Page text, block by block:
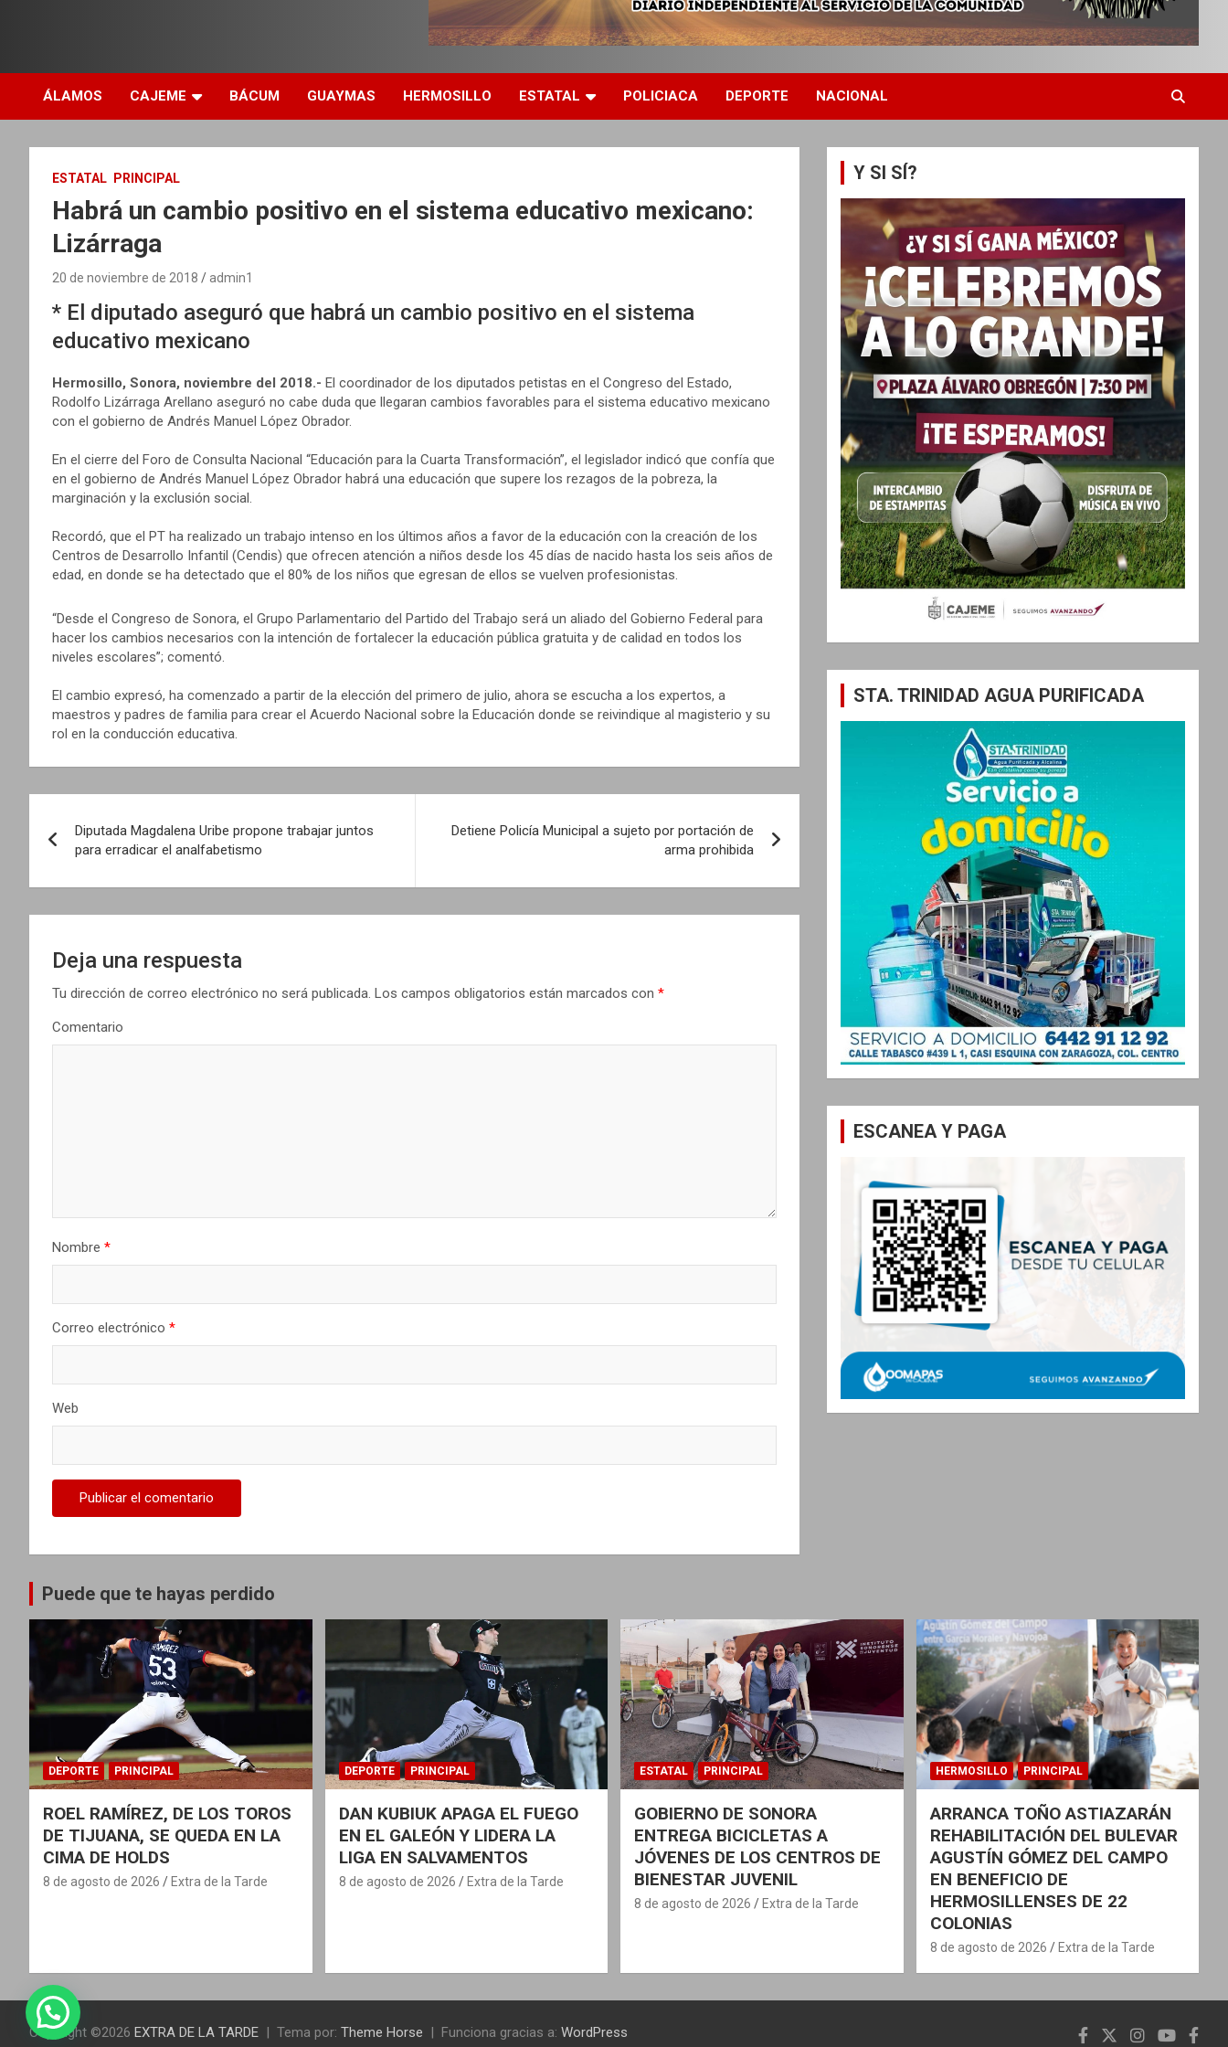
ÁLAMOS CAJEME BÁCUM GUAYMAS HERMOSILLO ESTATAL POLICIACA DEPORTE NACIONAL
ESTATAL PRINCIPAL
Habrá un cambio positivo en el sistema educativo mexicano:
Lizárraga
20 de noviembre de 2018 admin1
* El diputado aseguró que habrá un cambio positivo en el sistema
educativo mexicano
Hermosillo, Sonora, noviembre del 2018.- El coordinador de los diputados petistas en el Congreso del Estado,
Rodolfo Lizárraga Arellano aseguró no cabe duda que llegaran cambios favorables para el sistema educativo mexicano
con el gobierno de Andrés Manuel López Obrador.
En el cierre del Foro de Consulta Nacional “Educación para la Cuarta Transformación”, el legislador indicó que confía que
en el gobierno de Andrés Manuel López Obrador habrá una educación que supere los rezagos de la pobreza, la
marginación y la exclusión social.
Recordó, que el PT ha realizado un trabajo intenso en los últimos años a favor de la educación con la creación de los
Centros de Desarrollo Infantil (Cendis) que ofrecen atención a niños desde los 45 días de nacido hasta los seis años de
edad, en donde se ha detectado que el 80% de los niños que egresan de ellos se vuelven profesionistas.
“Desde el Congreso de Sonora, el Grupo Parlamentario del Partido del Trabajo será un aliado del Gobierno Federal para
hacer los cambios necesarios con la intención de fortalecer la educación pública gratuita y de calidad en todos los
niveles escolares”; comentó.
El cambio expresó, ha comenzado a partir de la elección del primero de julio, ahora se escucha a los expertos, a
maestros y padres de familia para crear el Acuerdo Nacional sobre la Educación donde se reivindique al magisterio y su
rol en la conducción educativa.
v
e
Diputada Magdalena Uribe propone trabajar juntos
para erradicar el analfabetismo
Detiene Policía Municipal a sujeto por portación de
arma prohibida
Deja una respuesta
Tu dirección de correo electrónico no será publicada. Los campos obligatorios están marcados con *
Comentario
Nombre *
Correo electrónico *
Web
Y SI SÍ?
STA. TRINIDAD AGUA PURIFICADA
ESCANEA Y PAGA
Puede que te hayas perdido
DEPORTE PRINCIPAL
ROEL RAMÍREZ, DE LOS TOROS
DE TIJUANA, SE QUEDA EN LA
CIMA DE HOLDS
8 de agosto de 2026 Extra de la Tarde
DEPORTE PRINCIPAL
DAN KUBIUK APAGA EL FUEGO
EN EL GALEÓN Y LIDERA LA
LIGA EN SALVAMENTOS
8 de agosto de 2026 Extra de la Tarde
ESTATAL PRINCIPAL
GOBIERNO DE SONORA
ENTREGA BICICLETAS A
JÓVENES DE LOS CENTROS DE
BIENESTAR JUVENIL
8 de agosto de 2026 Extra de la Tarde
HERMOSILLO PRINCIPAL
ARRANCA TOÑO ASTIAZARÁN
REHABILITACIÓN DEL BULEVAR
AGUSTÍN GÓMEZ DEL CAMPO
EN BENEFICIO DE
HERMOSILLENSES DE 22
COLONIAS
8 de agosto de 2026 Extra de la Tarde
Copyright ©2026 EXTRA DE LA TARDE Tema por: Theme Horse Funciona gracias a: WordPress